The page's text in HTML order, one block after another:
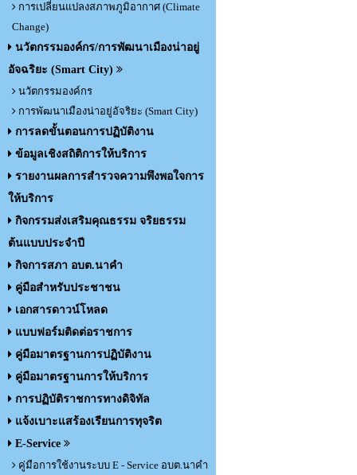
การเปลี่ยนแปลงสภาพภูมิอากาศ (Climate
Change)
นวัตกรรมองค์กร/การพัฒนาเมืองน่าอยู่
อัจฉริยะ (Smart City)
นวัตกรรมองค์กร
การพัฒนาเมืองน่าอยู่อัจริยะ (Smart City)
การลดขั้นตอนการปฏิบัติงาน
ข้อมูลเชิงสถิติการให้บริการ
รายงานผลการสำรวจความพึงพอใจการ
ให้บริการ
กิจกรรมส่งเสริมคุณธรรม จริยธรรม
ต้นแบบประจำปี
กิจการสภา อบต.นาคำ
คู่มือสำหรับประชาชน
เอกสารดาวน์โหลด
แบบฟอร์มติดต่อราชการ
คู่มือมาตรฐานการปฏิบัติงาน
คู่มือมาตรฐานการให้บริการ
การปฏิบัติราชการทางดิจิทัล
แจ้งเบาะแสร้องเรียนการทุจริต
E-Service
คู่มือการใช้งานระบบ E - Service อบต.นาคำ